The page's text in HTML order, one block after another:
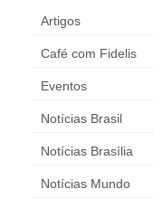
Artigos
Café com Fidelis
Eventos
Notícias Brasil
Notícias Brasília
Notícias Mundo